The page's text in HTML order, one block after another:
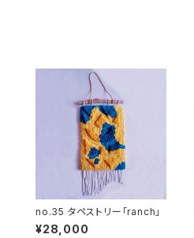
no.35 タペストリー「ranch」
¥28,000